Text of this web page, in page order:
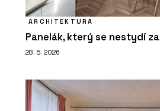
ARCHITEKTURA
Panelák, který se nestydí
28. 5. 2026